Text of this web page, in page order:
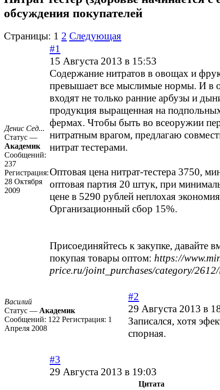
обсуждения покупателей
Страницы: 1 2 Следующая
Денис Сед...
Статус —
Академик
Сообщений:
237
Регистрация:
28 Октября
2009
#1
15 Августа 2013 в 15:53
Содержание нитратов в овощах и
превышает все мыслимые нормы. И в
входят не только ранние арбузы и
продукция выращенная на
фермах. Чтобы быть во всеоружии
нитратным врагом, предлагаю
нитрат тестерами.
Оптовая цена нитрат-тестера 3750,
оптовая партия 20 штук, при
цене в 5290 рублей неплохая
Организационный сбор 15%.
Присоединяйтесь к закупке, давайте
покупая товары оптом: https://
price.ru/joint_purchases/category/
Василий
Статус — Академик
Сообщений: 122 Регистрация: 1
Апреля 2008
#2
29 Августа 2013 в
Записался, хотя
спорная.
#3
29 Августа 2013 в 19:03
Цитата